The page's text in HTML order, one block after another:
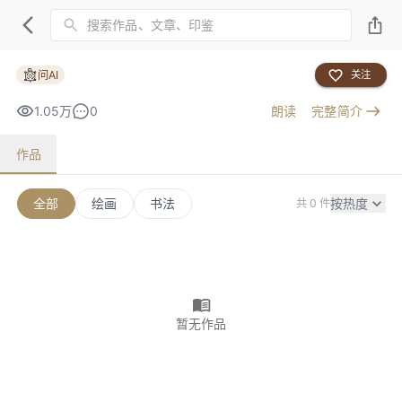
问AI 关注
1.05万 0 朗读 完整简介
作品
全部 绘画 书法 共 0 件按热度
暂无作品